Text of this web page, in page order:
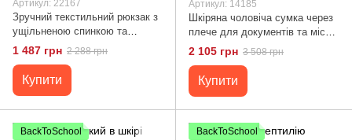
Артикул: 22167
Зручний текстильний рюкзак з
ущільненою спинкою та
відділенням для планшета
Vintage 22167 Коричневий
1 487 грн 2 288 грн
Купити
Артикул: 14185
Шкіряна чоловіча сумка через
плече для документів та міста
Vintage 14185 Коричнева
2 105 грн 3 508 грн
Купити
BackToSchool
BackToSchool